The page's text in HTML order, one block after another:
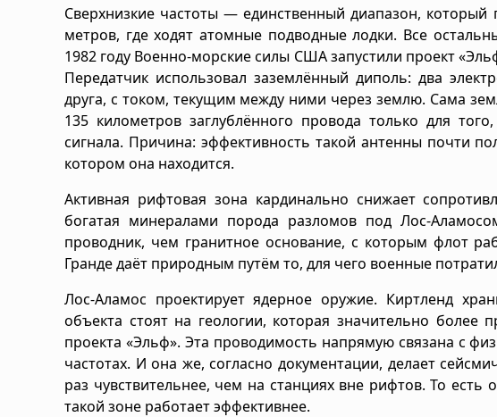
Сверхнизкие частоты — единственный диапазон,
метров, где ходят атомные подводные лодки. Все
1982 году Военно-морские силы США запустили проект
Передатчик использовал заземлённый диполь: два
друга, с током, текущим между ними через землю. Сама
135 километров заглублённого провода только для
сигнала. Причина: эффективность такой антенны почти
котором она находится.
Активная рифтовая зона кардинально снижает
богатая минералами порода разломов под Лос-
проводник, чем гранитное основание, с которым флот
Гранде даёт природным путём то, для чего военные
Лос-Аламос проектирует ядерное оружие. Киртленд
объекта стоят на геологии, которая значительно
проекта «Эльф». Эта проводимость напрямую связана с
частотах. И она же, согласно документации, делает
раз чувствительнее, чем на станциях вне рифтов. То
такой зоне работает эффективнее.